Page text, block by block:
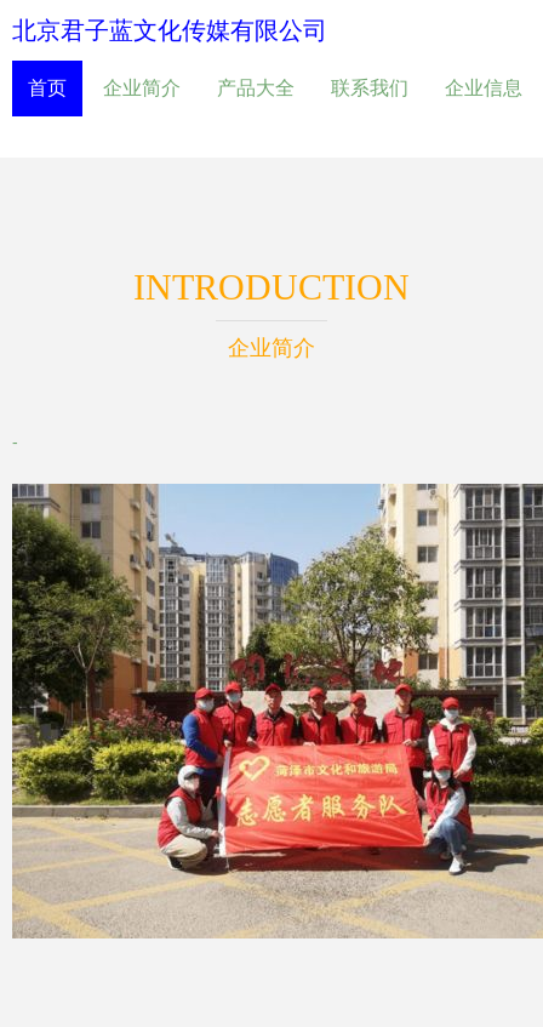
北京君子蓝文化传媒有限公司
首页 企业简介 产品大全 联系我们 企业信息
INTRODUCTION
企业简介
-